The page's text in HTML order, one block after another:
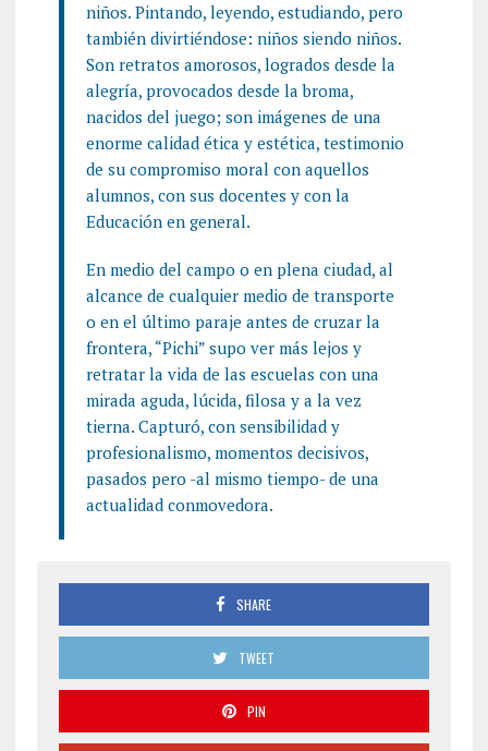
niños. Pintando, leyendo, estudiando, pero
también divirtiéndose: niños siendo niños.
Son retratos amorosos, logrados desde la
alegría, provocados desde la broma,
nacidos del juego; son imágenes de una
enorme calidad ética y estética, testimonio
de su compromiso moral con aquellos
alumnos, con sus docentes y con la
Educación en general.
En medio del campo o en plena ciudad, al
alcance de cualquier medio de transporte
o en el último paraje antes de cruzar la
frontera, “Pichi” supo ver más lejos y
retratar la vida de las escuelas con una
mirada aguda, lúcida, filosa y a la vez
tierna. Capturó, con sensibilidad y
profesionalismo, momentos decisivos,
pasados pero -al mismo tiempo- de una
actualidad conmovedora.
SHARE
TWEET
PIN